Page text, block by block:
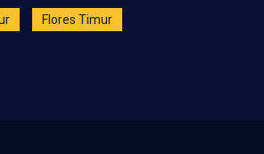
Flores Timur